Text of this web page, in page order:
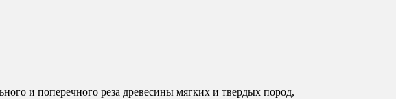
и поперечного реза древесины мягких и твердых пород,